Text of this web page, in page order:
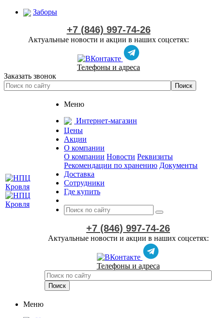
Заборы
+7 (846) 997-74-26
Актуальные новости и акции в наших соцсетях:
Телефоны и адреса
Заказать звонок
Меню
Интернет-магазин
Цены
Акции
О компании
О компании Новости Реквизиты
Рекомендации по хранению Документы
Доставка
Сотрудники
Где купить
+7 (846) 997-74-26
Актуальные новости и акции в наших соцсетях:
Телефоны и адреса
Меню